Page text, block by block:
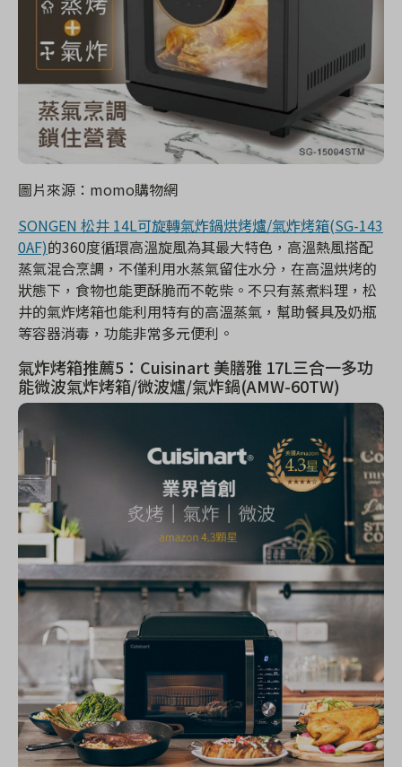
圖片來源：momo購物網
SONGEN 松井 14L可旋轉氣炸鍋烘烤爐/氣炸烤箱(SG-143
0AF)的360度循環高溫旋風為其最大特色，高溫熱風搭配
蒸氣混合烹調，不僅利用水蒸氣留住水分，在高溫烘烤的
狀態下，食物也能更酥脆而不乾柴。不只有蒸煮料理，松
井的氣炸烤箱也能利用特有的高溫蒸氣，幫助餐具及奶瓶
等容器消毒，功能非常多元便利。
氣炸烤箱推薦5：Cuisinart 美膳雅 17L三合一多功
能微波氣炸烤箱/微波爐/氣炸鍋(AMW-60TW)